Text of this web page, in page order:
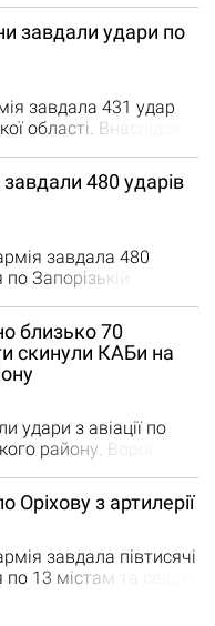
мирних мешканців,
району
росіяни завдали
а також тричі
завдали удари по
завдала 431 удар
області. Внаслідок
у пресслужбі
Тричі росіяни вчора
Малу
було завдано
480 ударів
завдала 480
Запорізькій
по Біленькому
Чотирма обстрілами
Преображенку,
було завдано
близько 70
скинули КАБи на
удари з авіації по
району. Ворог
лінії
Інформація про
Іван Федоров,
в Кушугумській
Оріхову з артилерії
завдала півтисячі
по 13 містам та селам